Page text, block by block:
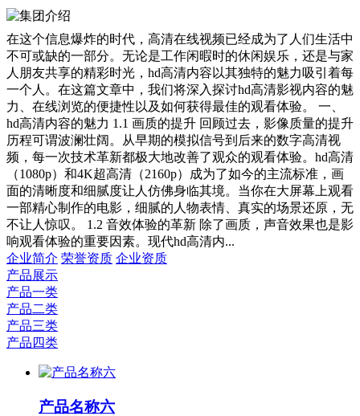
在这个信息爆炸的时代，高清在线视频已经成为了人们生活中
不可或缺的一部分。无论是工作闲暇时的休闲娱乐，还是与家
人朋友共享的精彩时光，hd高清内容以其独特的魅力吸引着每
一个人。在这篇文章中，我们将深入探讨hd高清影视内容的魅
力、在线浏览的便捷性以及如何获得最佳的观看体验。 一、
hd高清内容的魅力 1.1 画质的提升 回顾过去，影像质量的提升
历程可谓波澜壮阔。从早期的模拟信号到后来的数字高清视
频，每一次技术革新都极大地改善了观众的观看体验。hd高清
（1080p）和4K超高清（2160p）成为了如今的主流标准，画
面的清晰度和细腻度让人仿佛身临其境。当你在大屏幕上观看
一部精心制作的电影，细腻的人物表情、真实的场景还原，无
不让人惊叹。 1.2 音效体验的革新 除了画质，声音效果也是影
响观看体验的重要因素。现代hd高清内...
企业简介 荣誉资质 企业资质
产品展示
产品一类
产品二类
产品三类
产品四类
产品名称六